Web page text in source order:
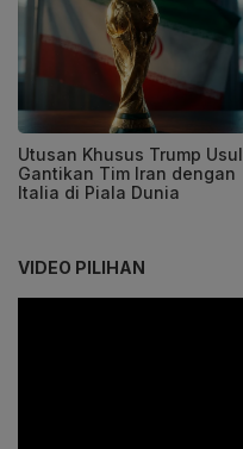
Utusan Khusus Trump Usul
Gantikan Tim Iran dengan
Italia di Piala Dunia
VIDEO PILIHAN